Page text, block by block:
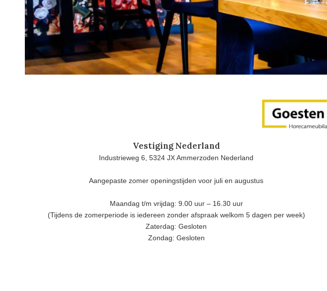
Vestiging Nederland
Industrieweg 6, 5324 JX Ammerzoden Nederland
Aangepaste zomer openingstijden voor juli en augustus
Maandag t/m vrijdag: 9.00 uur – 16.30 uur
(Tijdens de zomerperiode is iedereen zonder afspraak welkom 5 dagen per week)
Zaterdag: Gesloten
Zondag: Gesloten